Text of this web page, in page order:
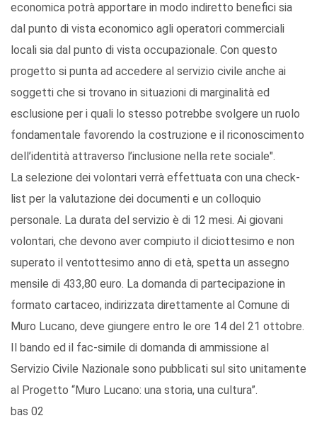
economica potrà apportare in modo indiretto benefici sia
dal punto di vista economico agli operatori commerciali
locali sia dal punto di vista occupazionale. Con questo
progetto si punta ad accedere al servizio civile anche ai
soggetti che si trovano in situazioni di marginalità ed
esclusione per i quali lo stesso potrebbe svolgere un ruolo
fondamentale favorendo la costruzione e il riconoscimento
dell’identità attraverso l’inclusione nella rete sociale".
La selezione dei volontari verrà effettuata con una check-
list per la valutazione dei documenti e un colloquio
personale. La durata del servizio è di 12 mesi. Ai giovani
volontari, che devono aver compiuto il diciottesimo e non
superato il ventottesimo anno di età, spetta un assegno
mensile di 433,80 euro. La domanda di partecipazione in
formato cartaceo, indirizzata direttamente al Comune di
Muro Lucano, deve giungere entro le ore 14 del 21 ottobre.
Il bando ed il fac-simile di domanda di ammissione al
Servizio Civile Nazionale sono pubblicati sul sito unitamente
al Progetto “Muro Lucano: una storia, una cultura”.
bas 02